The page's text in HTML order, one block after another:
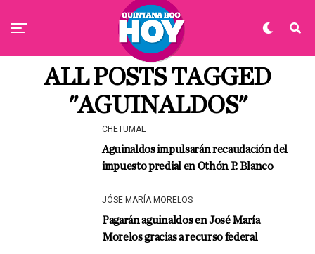
ALL POSTS TAGGED
"AGUINALDOS"
CHETUMAL
Aguinaldos impulsarán recaudación del
impuesto predial en Othón P. Blanco
JÓSE MARÍA MORELOS
Pagarán aguinaldos en José María
Morelos gracias a recurso federal